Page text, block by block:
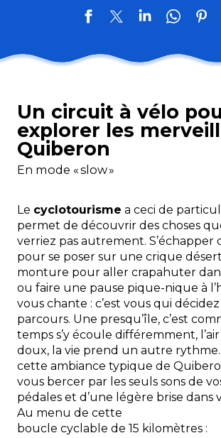
Un circuit à vélo
explorer les
Quiberon
En mode « slow »
Le cyclotourisme a ceci de
permet de découvrir des choses
verriez pas autrement. S’échapper
pour se poser sur une crique
monture pour aller crapahuter
ou faire une pause pique-nique à
vous chante : c’est vous qui
parcours. Une presqu’île, c’est
temps s’y écoule différemment,
doux, la vie prend un autre rythme.
cette ambiance typique de
vous bercer par les seuls sons de
pédales et d’une légère brise dans
Au menu de cette
boucle cyclable de 15 kilomètres :